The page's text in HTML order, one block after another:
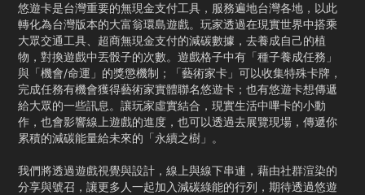
悠遊卡是台灣重要的無現金支付工具，服務遍地台灣各地，以此
轉化為台灣版本的大富翁環島遊戲。玩家透過在現實世界中搭乘
大眾交通工具、超商無現金支付的減碳數據，去養成自己的植
物，對換遊戲中丟骰子的次數。遊戲格子中有「種子養成任務」
與「機會/命運」的獎懲機制；「藝術家卡」可以收集特殊卡牌，
完成任務有機會獲得藝術家實體聯名悠遊卡；也有悠遊卡想傳遞
給大眾的一些訊息。讓玩家虛實結合，現實生活中嗶卡的小動
作，也會影響線上遊戲的進度，也可以透過去展覽現場，傳遞你
累積的減碳能量給未來的「永續之樹」。​
我們將透過遊戲視覺與設計，線上與線下串連，藉由社群渲染的
分享與號召，讓更多人一起加入減碳綠能的行列，期待透過悠遊